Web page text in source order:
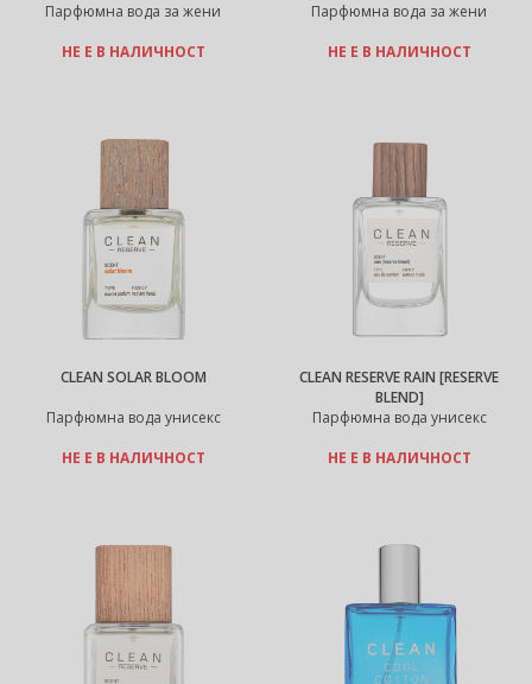
Парфюмна вода за жени
НЕ Е В НАЛИЧНОСТ
Парфюмна вода за жени
НЕ Е В НАЛИЧНОСТ
CLEAN SOLAR BLOOM
Парфюмна вода унисекс
НЕ Е В НАЛИЧНОСТ
CLEAN RESERVE RAIN [RESERVE
BLEND]
Парфюмна вода унисекс
НЕ Е В НАЛИЧНОСТ